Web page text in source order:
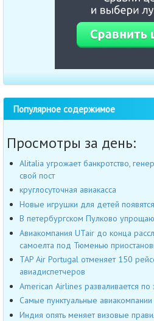
Популярное содержимое
Просмотры за день:
Alitalia угрожает банкротство,
свой пост
круглосуточная авиакасса
Новые игрушки для детей
В петербургском Пулково
Авиакомпания UTair до конца
самоелта под Тюменью
TAP Air Portugal отменяет 150
авиадиспетчеров
American Airlines разваливается по
Самые пунктуальные
Индия опять меняет визовые